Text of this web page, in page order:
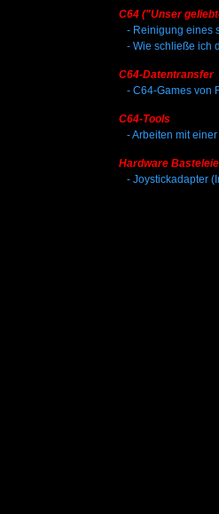
C64 ("Unser
- Reinigung eines
- Wie schließe ich
C64-Datentransfer
- C64-Games von
C64-Tools
-Arbeiten mit
Hardware
- Joystickadapter